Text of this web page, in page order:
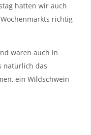
hatten wir auch
richtig
waren auch in
natürlich das
ein Wildschwein